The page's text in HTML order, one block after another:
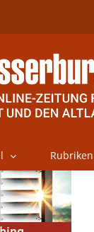
Rubriken